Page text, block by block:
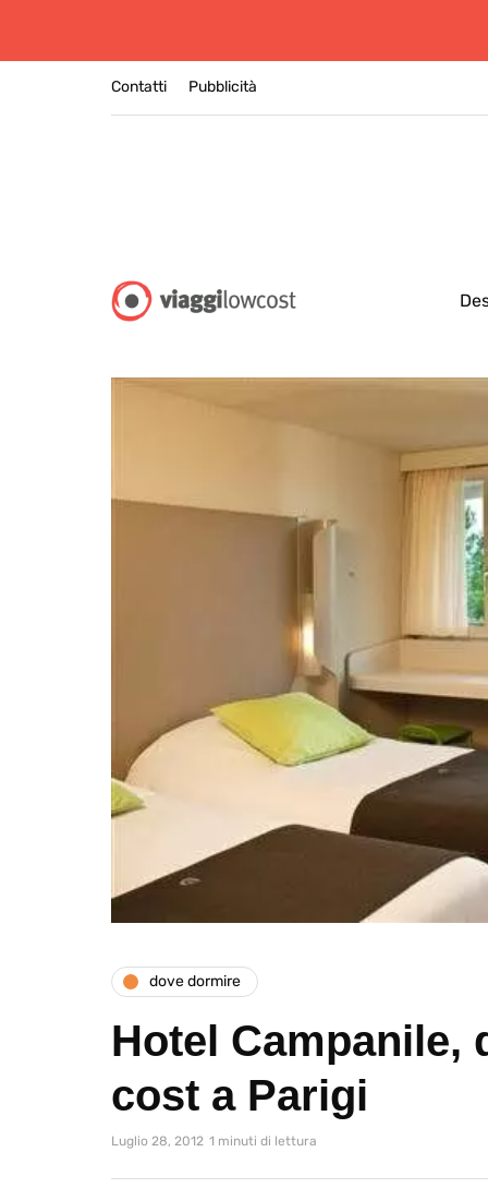
Contatti Pubblicità
dove dormire
Hotel Campanile,
cost a Parigi
Luglio 28, 2012 1 minuti di lettura